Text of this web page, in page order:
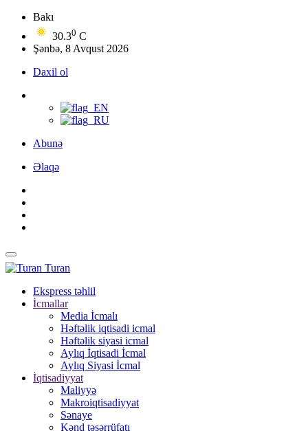
Bakı
30.30 C
Şənbə, 8 Avqust 2026
Daxil ol
Abunə
Əlaqə
Turan
Ekspress təhlil
İcmallar
Media İcmalı
Həftəlik iqtisadi icmal
Həftəlik siyasi icmal
Aylıq İqtisadi İcmal
Aylıq Siyasi İcmal
İqtisadiyyat
Maliyyə
Makroiqtisadiyyat
Sənaye
Kənd təsərrüfatı